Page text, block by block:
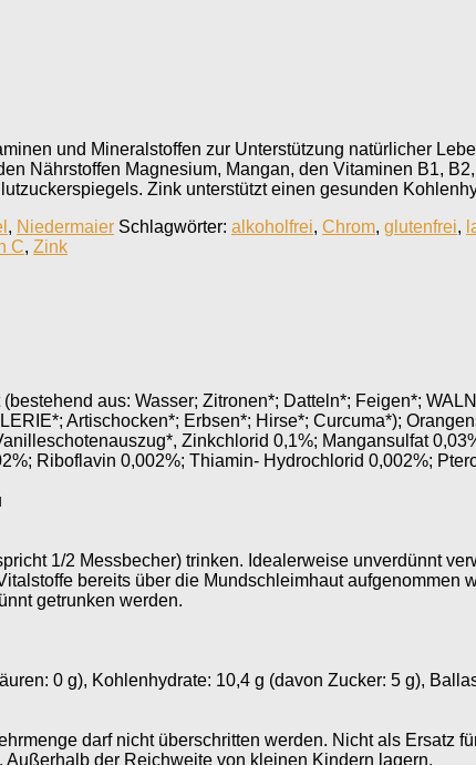
und Mineralstoffen zur Unterstützung natürlicher
Nährstoffen Magnesium, Mangan, den Vitaminen B1,
Zink unterstützt einen gesunden
, Niedermaier Schlagwörter: alkoholfrei, Chrom, glutenfrei,
C, Zink
aus: Wasser; Zitronen*; Datteln*; Feigen*;
Artischocken*; Erbsen*; Hirse*; Curcuma*);
Zinkchlorid 0,1%; Mangansulfat
Riboflavin 0,002%; Thiamin- Hydrochlorid 0,002%;
1/2 Messbecher) trinken. Idealerweise unverdünnt
bereits über die Mundschleimhaut
getrunken werden.
0 g), Kohlenhydrate: 10,4 g (davon Zucker: 5 g),
darf nicht überschritten werden. Nicht als Ersatz
der Reichweite von kleinen Kindern lagern.